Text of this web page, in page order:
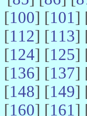
[100] [101]
[112] [113]
[124] [125]
[136] [137]
[148] [149]
[160] [161]